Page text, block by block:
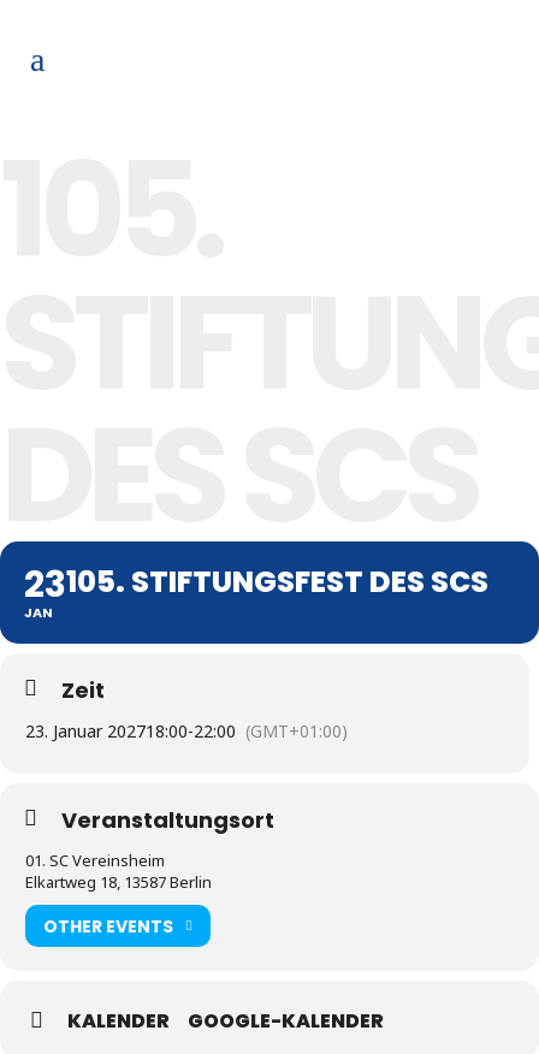
23
JAN
105. STIFTUNGSFEST DES SCS
Zeit
23. Januar 202718:00-22:00 (GMT+01:00)
Veranstaltungsort
01. SC Vereinsheim
Elkartweg 18, 13587 Berlin
OTHER EVENTS
KALENDER GOOGLE-KALENDER